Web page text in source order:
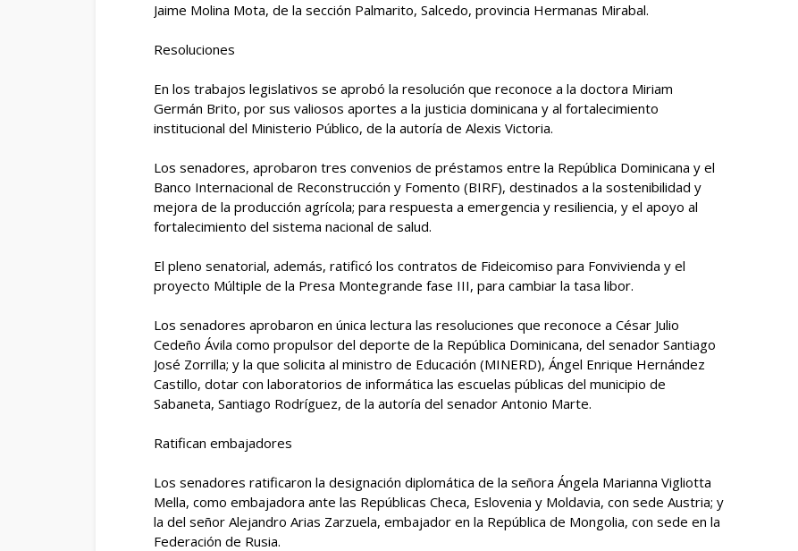
Jaime Molina Mota, de la sección Palmarito, Salcedo, provincia Hermanas Mirabal.
Resoluciones
En los trabajos legislativos se aprobó la resolución que reconoce a la doctora Miriam
Germán Brito, por sus valiosos aportes a la justicia dominicana y al fortalecimiento
institucional del Ministerio Público, de la autoría de Alexis Victoria.
Los senadores, aprobaron tres convenios de préstamos entre la República Dominicana y el
Banco Internacional de Reconstrucción y Fomento (BIRF), destinados a la sostenibilidad y
mejora de la producción agrícola; para respuesta a emergencia y resiliencia, y el apoyo al
fortalecimiento del sistema nacional de salud.
El pleno senatorial, además, ratificó los contratos de Fideicomiso para Fonvivienda y el
proyecto Múltiple de la Presa Montegrande fase III, para cambiar la tasa libor.
Los senadores aprobaron en única lectura las resoluciones que reconoce a César Julio
Cedeño Ávila como propulsor del deporte de la República Dominicana, del senador Santiago
José Zorrilla; y la que solicita al ministro de Educación (MINERD), Ángel Enrique Hernández
Castillo, dotar con laboratorios de informática las escuelas públicas del municipio de
Sabaneta, Santiago Rodríguez, de la autoría del senador Antonio Marte.
Ratifican embajadores
Los senadores ratificaron la designación diplomática de la señora Ángela Marianna Vigliotta
Mella, como embajadora ante las Repúblicas Checa, Eslovenia y Moldavia, con sede Austria; y
la del señor Alejandro Arias Zarzuela, embajador en la República de Mongolia, con sede en la
Federación de Rusia.